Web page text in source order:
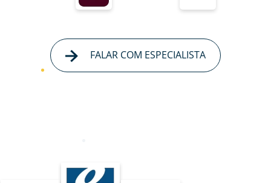
FALAR COM ESPECIALISTA